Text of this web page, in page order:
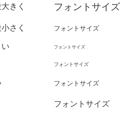
きく フォントサイズ
さく フォントサイズ
フォントサイズ
フォントサイズ
フォントサイズ
フォントサイズ